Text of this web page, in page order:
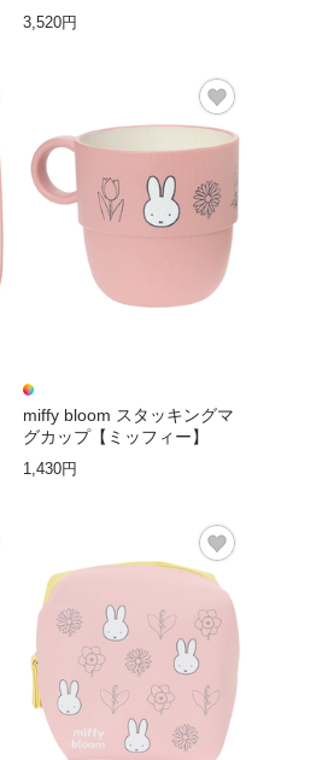
3,520円
miffy bloom スタッキングマ
グカップ【ミッフィー】
1,430円